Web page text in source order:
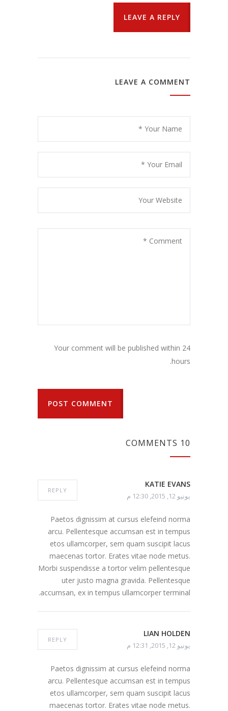
LEAVE A REPLY
LEAVE A COMMENT
Your comment will be published within 24
hours.
POST COMMENT
10 COMMENTS
KATIE EVANS
يونيو 12, 2015, 12:30 م
REPLY
Paetos dignissim at cursus elefeind norma
arcu. Pellentesque accumsan est in tempus
etos ullamcorper, sem quam suscipit lacus
maecenas tortor. Erates vitae node metus.
Morbi suspendisse a tortor velim pellentesque
uter justo magna gravida. Pellentesque
accumsan, ex in tempus ullamcorper terminal.
LIAN HOLDEN
يونيو 12, 2015, 12:31 م
REPLY
Paetos dignissim at cursus elefeind norma
arcu. Pellentesque accumsan est in tempus
etos ullamcorper, sem quam suscipit lacus
maecenas tortor. Erates vitae node metus.